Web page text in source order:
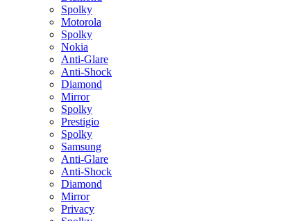
Spolky
Motorola
Spolky
Nokia
Anti-Glare
Anti-Shock
Diamond
Mirror
Spolky
Prestigio
Spolky
Samsung
Anti-Glare
Anti-Shock
Diamond
Mirror
Privacy